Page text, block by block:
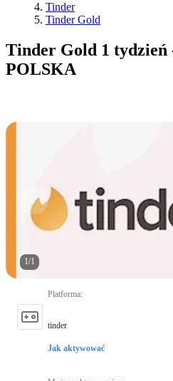
Tinder
Tinder Gold
Tinder Gold 1
POLSKA
1/1
Platforma:
tinder
Jak aktywować